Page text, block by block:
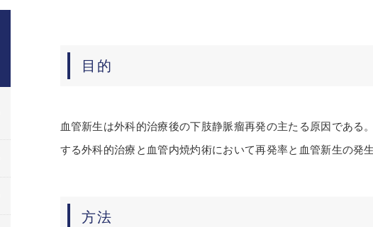
目的
血管新生は外科的治療後の下肢静脈瘤再発の主たる原因であ
する外科的治療と血管内焼灼術において再発率と血管新生の発
方法